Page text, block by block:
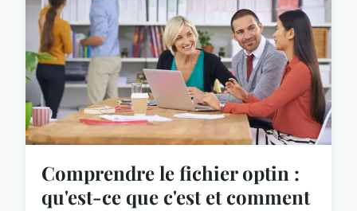
Comprendre le fichier optin :
qu'est-ce que c'est et comment